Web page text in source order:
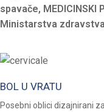
spavače, MEDICINSKI
Ministarstva
BOL U VRATU
Posebni oblici dizajnirani za